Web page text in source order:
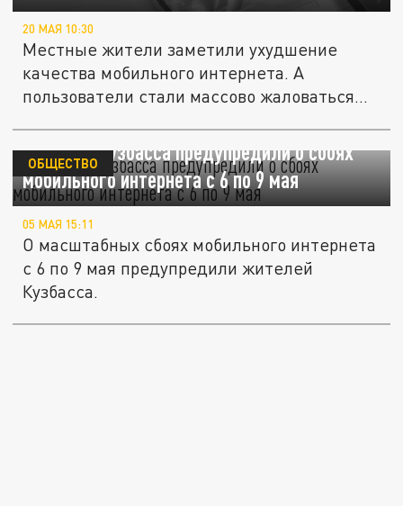
20 МАЯ 10:30
Местные жители заметили ухудшение
качества мобильного интернета. А
пользователи стали массово жаловаться
Жителей Кузбасса предупредили о сбоях
мобильного интернета с 6 по 9 мая
ОБЩЕСТВО
05 МАЯ 15:11
О масштабных сбоях мобильного интернета
с 6 по 9 мая предупредили жителей
Кузбасса.